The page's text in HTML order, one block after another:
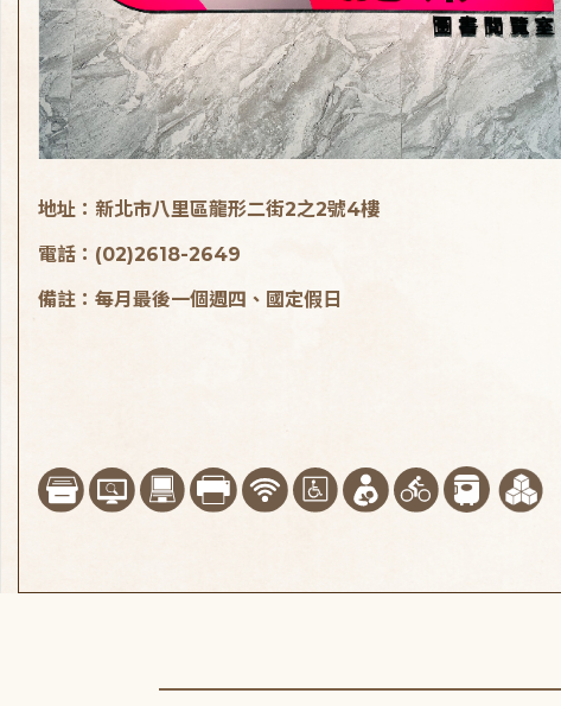
地址：新北市八里區龍形二街2之2號4樓
電話：(02)2618-2649
備註：每月最後一個週四、國定假日